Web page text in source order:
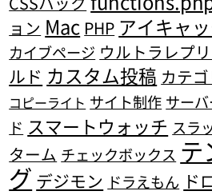
ョン Mac PHP アイキャ
カイブページ ウルトラレプ
ルド カスタム投稿 カテ
コピーライト サイト制作 サー
ド スマートウォッチ スラ
ターム チェックボックス テ
グ デジモン ドラえもん ド